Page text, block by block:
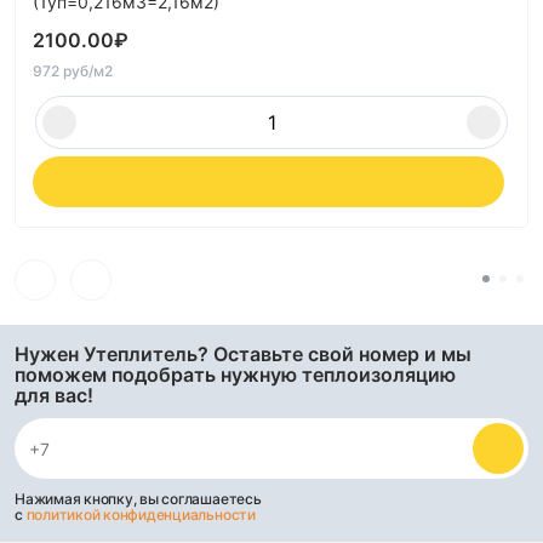
2100.00₽
972 руб/м2
Нужен Утеплитель? Оставьте свой номер и мы
поможем подобрать нужную теплоизоляцию
для вас!
Нажимая кнопку, вы соглашаетесь
с политикой конфиденциальности